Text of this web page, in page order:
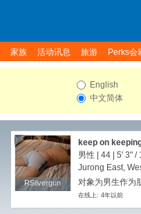
家族 活动讯息 旅游 Perks会
English
中文简体
RSilvergun
RSilvergun
keep on
男性 | 44 | 5' 3" /
Jurong East,
对象为男生作为
在线上: 4年以前